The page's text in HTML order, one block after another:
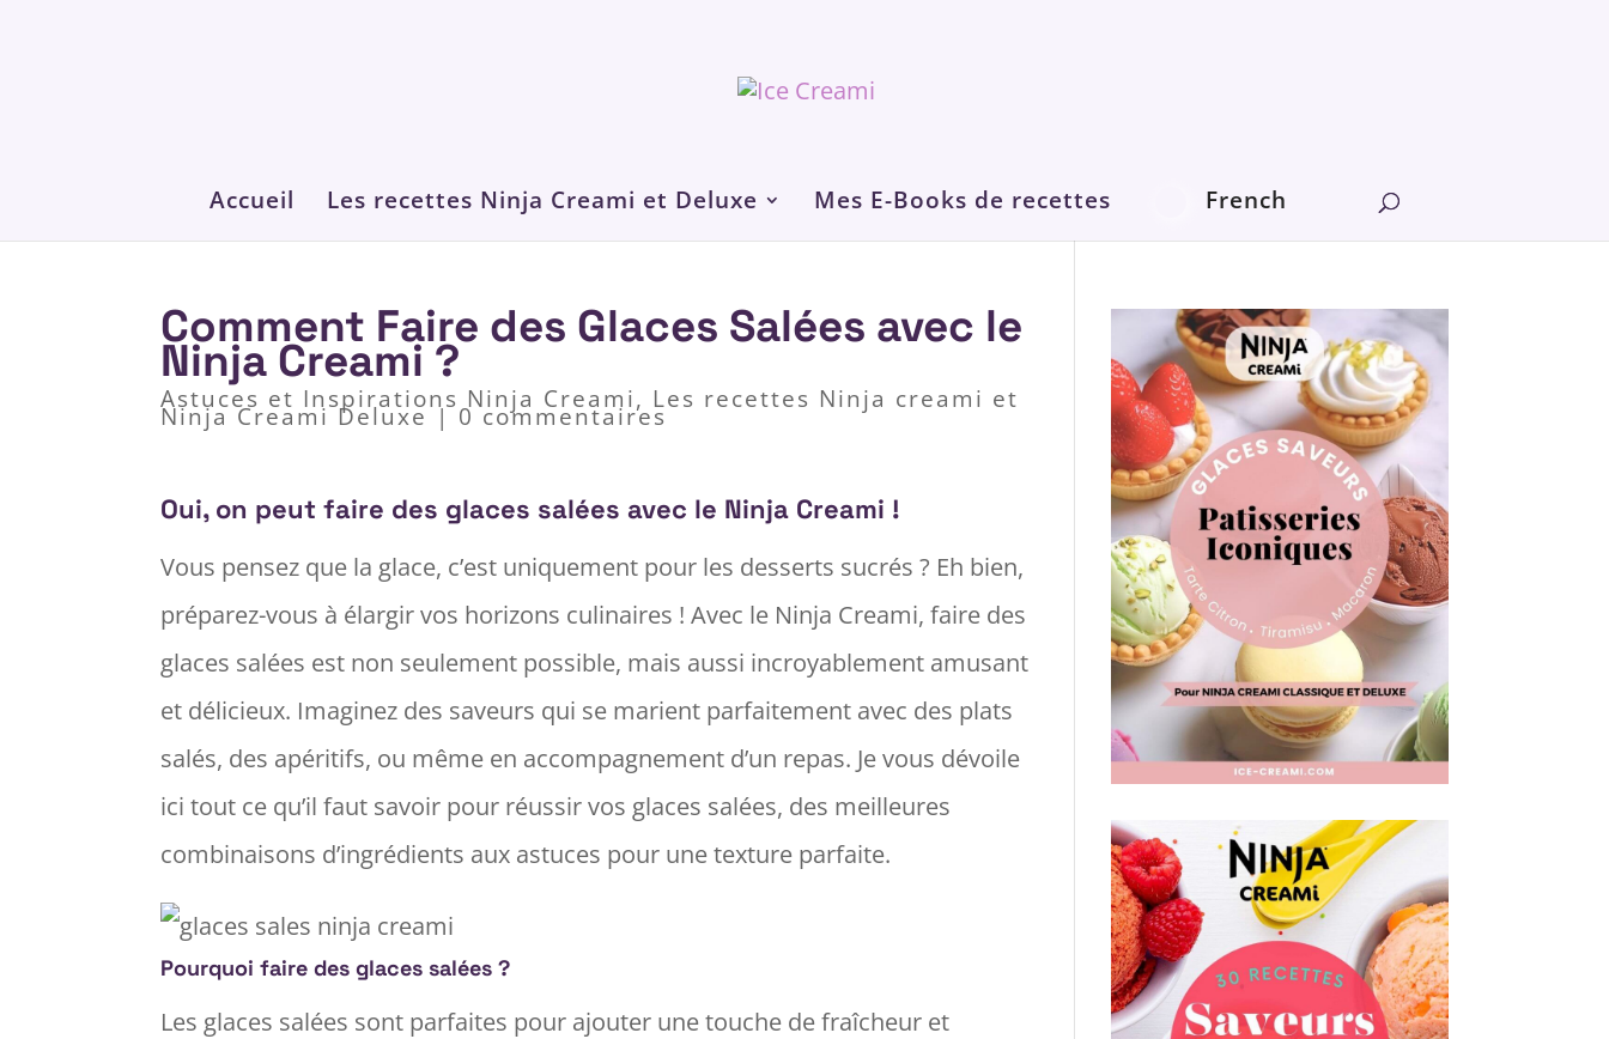
Accueil Les recettes Ninja Creami et Deluxe Mes E-Books de recettes French
Comment Faire des Glaces Salées avec le
Ninja Creami ?
Astuces et Inspirations Ninja Creami, Les recettes Ninja creami et
Ninja Creami Deluxe|0 commentaires
Oui, on peut faire des glaces salées avec le Ninja Creami !
Vous pensez que la glace, c’est uniquement pour les desserts sucrés ? Eh bien,
préparez-vous à élargir vos horizons culinaires ! Avec le Ninja Creami, faire des
glaces salées est non seulement possible, mais aussi incroyablement amusant
et délicieux. Imaginez des saveurs qui se marient parfaitement avec des plats
salés, des apéritifs, ou même en accompagnement d’un repas. Je vous dévoile
ici tout ce qu’il faut savoir pour réussir vos glaces salées, des meilleures
combinaisons d’ingrédients aux astuces pour une texture parfaite.
Pourquoi faire des glaces salées ?
Les glaces salées sont parfaites pour ajouter une touche de fraîcheur et